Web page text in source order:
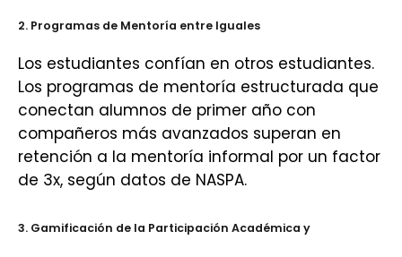
2. Programas de Mentoría entre Iguales
Los estudiantes confían en otros estudiantes.
Los programas de mentoría estructurada que
conectan alumnos de primer año con
compañeros más avanzados superan en
retención a la mentoría informal por un factor
de 3x, según datos de NASPA.
3. Gamificación de la Participación Académica y